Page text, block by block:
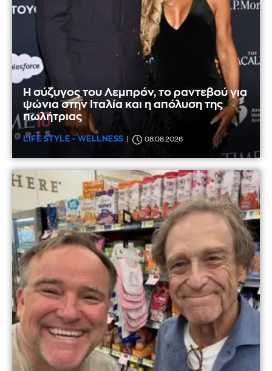
Η σύζυγος του Λεμπρόν, το ραντεβού για
ψώνια στην Ιταλία και η απόλυση της
πωλήτριας
LIFE STYLE - WELLNESS 08.08.2026